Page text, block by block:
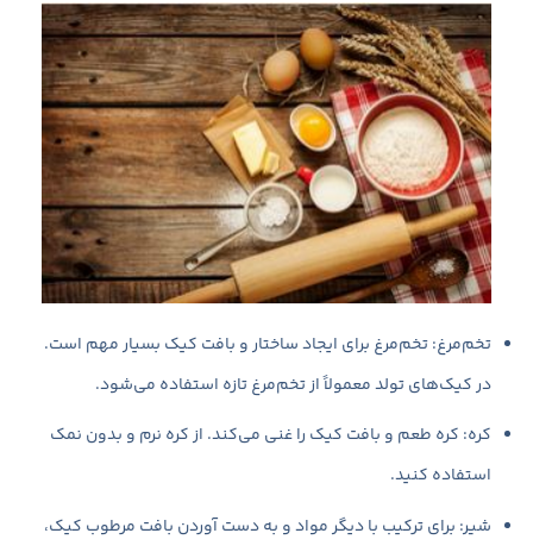
تخم‌مرغ: تخم‌مرغ برای ایجاد ساختار و بافت کیک بسیار مهم است.
در کیک‌های تولد معمولاً از تخم‌مرغ تازه استفاده می‌شود.
کره: کره طعم و بافت کیک را غنی می‌کند. از کره نرم و بدون نمک
استفاده کنید.
شیر: برای ترکیب با دیگر مواد و به دست آوردن بافت مرطوب کیک،